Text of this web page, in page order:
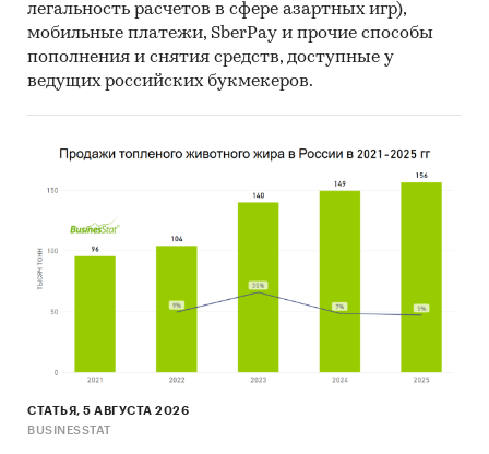
Данные игроков ВЭД:
Также в исследовании представлена
информация об участниках ВЭД с объемами
и зарубежных поставщиков
- Рейтинг ведущих российских экспортеров и
Единицы измерения:
Количественные показатели в отчете
рассчитаны в руб., стоимостные - в долларах и
География исследования:
мира
легальность расчетов в сфере азартных игр),
мобильные платежи, SberPay и прочие способы
пополнения и снятия средств, доступные у
ведущих российских букмекеров.
СТАТЬЯ, 5 АВГУСТА 2026
BUSINESSTAT